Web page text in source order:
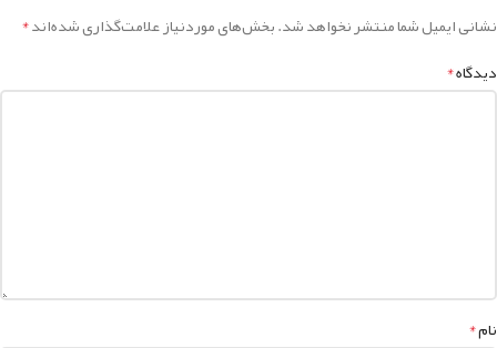
نشانی ایمیل شما منتشر نخواهد شد.بخش‌های موردنیاز علامت‌گذاری شده‌اند*
دیدگاه*
نام*